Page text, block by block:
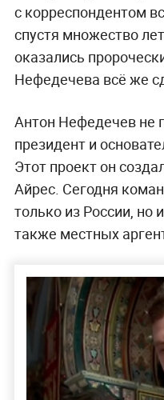
с корреспондентом
спустя множество
оказались
Нефедечева всё же
Антон Нефедечев не
президент и
Этот проект он
Айрес. Сегодня
только из России, но
также местных